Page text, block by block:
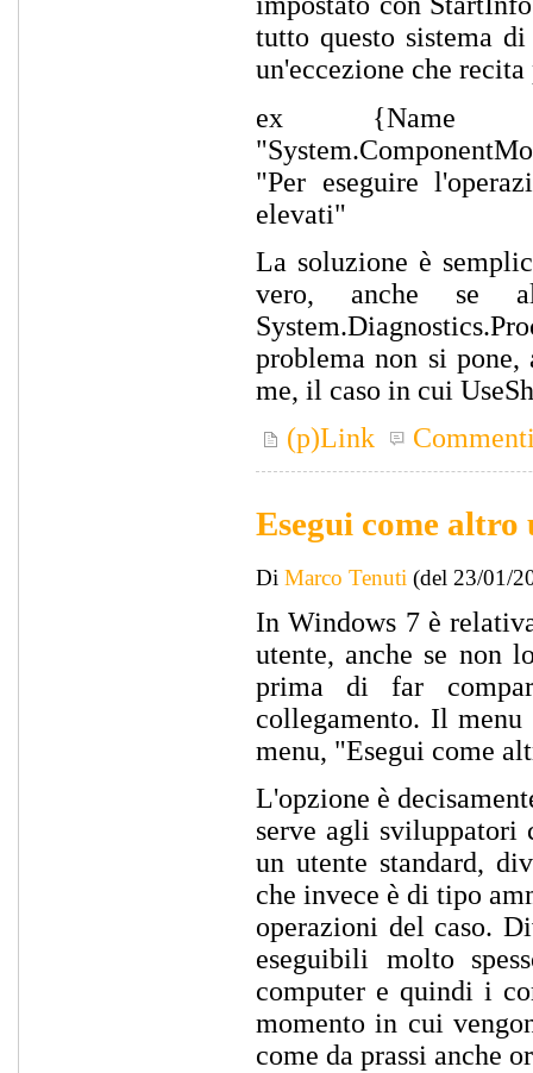
tutto questo sistema
un'eccezione che
ex {Name =
"Per eseguire
elevati"
La soluzione è
vero, anche se
problema non si
me, il caso in cui
(p)Link
Esegui come altro
Di Marco Tenuti (del 23/01/
In Windows 7 è
utente, anche se non
prima di far
collegamento. Il
menu, "Esegui come
L'opzione è
serve agli sviluppatori
un utente standard,
che invece è di tipo
operazioni del caso.
eseguibili molto
computer e quindi i
momento in cui
come da prassi anche